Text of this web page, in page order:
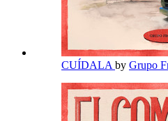
CUÍDALA by Grupo